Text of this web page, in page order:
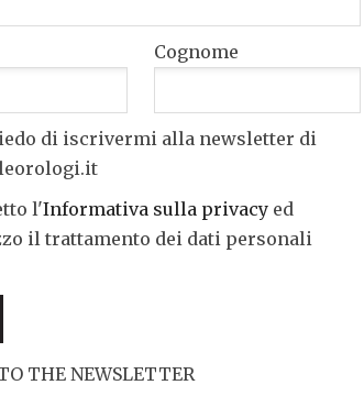
Cognome
di iscrivermi alla newsletter di
l'Informativa sulla privacy ed
il trattamento dei dati personali
THE NEWSLETTER